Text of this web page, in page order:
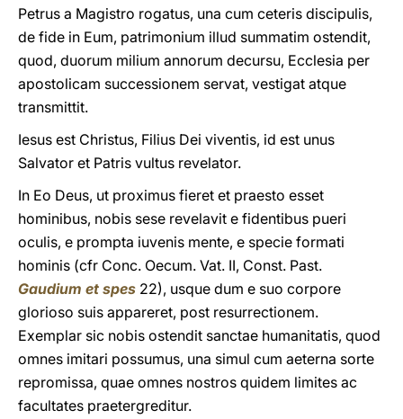
Petrus a Magistro rogatus, una cum ceteris discipulis,
de fide in Eum, patrimonium illud summatim ostendit,
quod, duorum milium annorum decursu, Ecclesia per
apostolicam successionem servat, vestigat atque
transmittit.
Iesus est Christus, Filius Dei viventis, id est unus
Salvator et Patris vultus revelator.
In Eo Deus, ut proximus fieret et praesto esset
hominibus, nobis sese revelavit e fidentibus pueri
oculis, e prompta iuvenis mente, e specie formati
hominis (cfr Conc. Oecum. Vat. II, Const. Past.
Gaudium et spes 22), usque dum e suo corpore
glorioso suis appareret, post resurrectionem.
Exemplar sic nobis ostendit sanctae humanitatis, quod
omnes imitari possumus, una simul cum aeterna sorte
repromissa, quae omnes nostros quidem limites ac
facultates praetergreditur.